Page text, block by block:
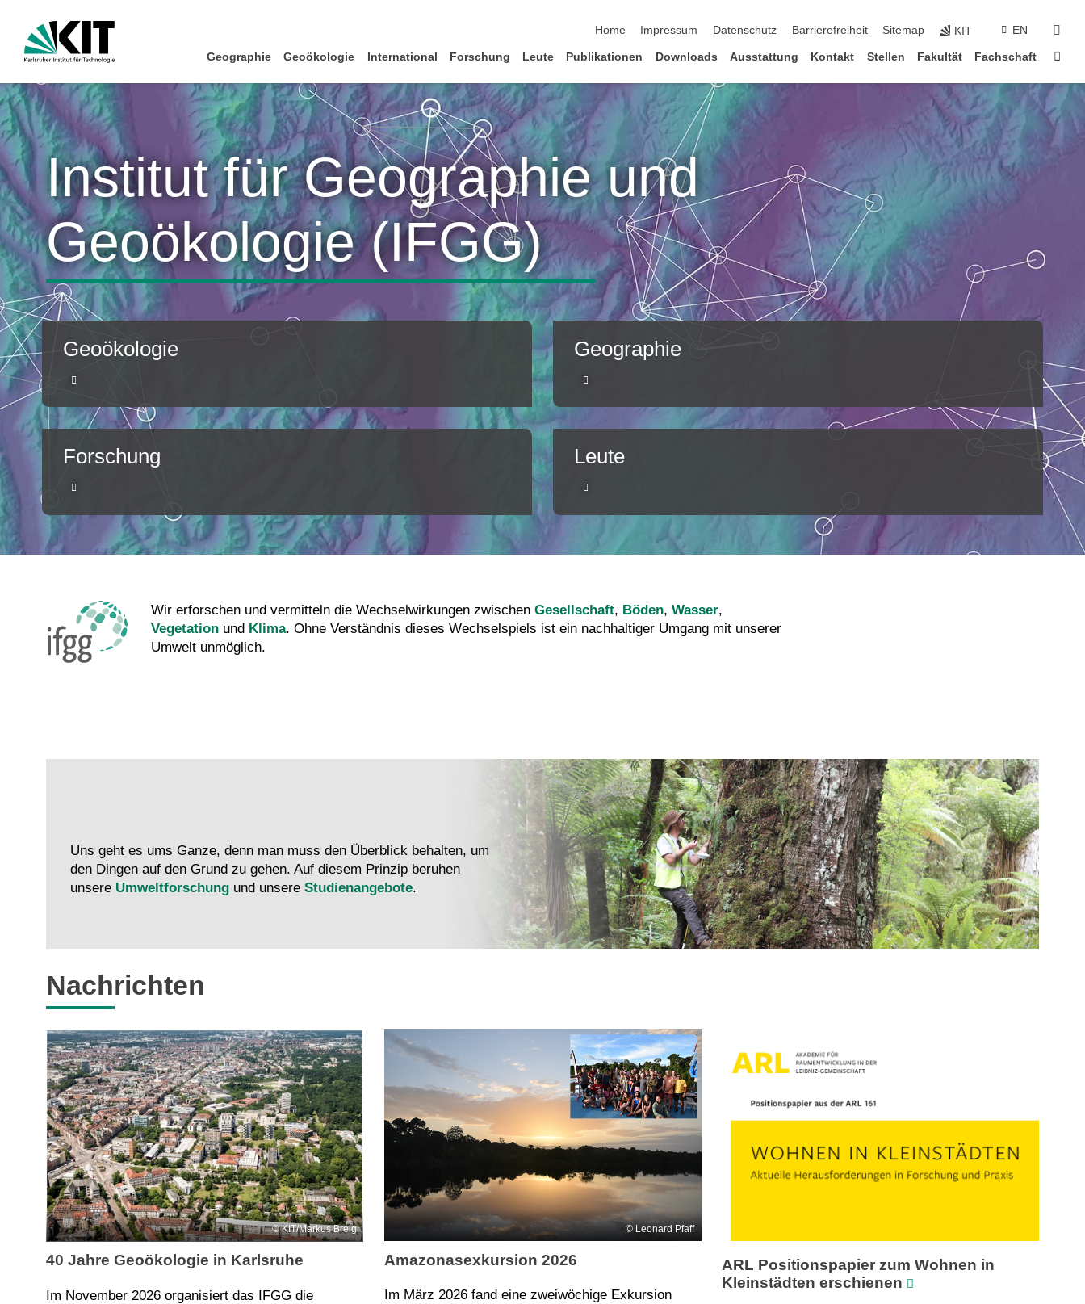
Home
Impressum Datenschutz Barrierefreiheit Sitemap KIT EN
Geographie Geoökologie International Forschung Leute Publikationen Downloads Ausstattung Kontakt Stellen Fakultät Fachschaft
Institut für Geographie und
Geoökologie (IFGG)
Geoökologie Geographie
Forschung Leute
Wir erforschen und vermitteln die Wechselwirkungen zwischen Gesellschaft, Böden, Wasser,
Vegetation und Klima. Ohne Verständnis dieses Wechselspiels ist ein nachhaltiger Umgang mit unserer
Umwelt unmöglich.
Uns geht es ums Ganze, denn man muss den Überblick behalten, um
den Dingen auf den Grund zu gehen. Auf diesem Prinzip beruhen
unsere Umweltforschungund unsere Studienangebote.
Nachrichten
KIT/Markus Breig
40 Jahre Geoökologie in Karlsruhe
Im November 2026 organisiert das IFGG die
Leonard Pfaff
Amazonasexkursion 2026
Im März 2026 fand eine zweiwöchige Exkursion
ARL Positionspapier zum Wohnen in
Kleinstädten erschienen